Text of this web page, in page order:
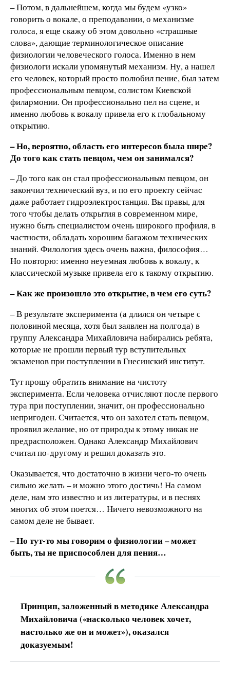
– Потом, в дальнейшем, когда мы будем «узко»
говорить о вокале, о преподавании, о механизме
голоса, я еще скажу об этом довольно «страшные
слова», дающие терминологическое описание
физиологии человеческого голоса. Именно в нем
физиологи искали упомянутый механизм. Ну, а нашел
его человек, который просто полюбил пение, был затем
профессиональным певцом, солистом Киевской
филармонии. Он профессионально пел на сцене, и
именно любовь к вокалу привела его к глобальному
открытию.
– Но, вероятно, область его интересов была шире?
До того как стать певцом, чем он занимался?
– До того как он стал профессиональным певцом, он
закончил технический вуз, и по его проекту сейчас
даже работает гидроэлектростанция. Вы правы, для
того чтобы делать открытия в современном мире,
нужно быть специалистом очень широкого профиля, в
частности, обладать хорошим багажом технических
знаний. Филология здесь очень важна, философия…
Но повторю: именно неуемная любовь к вокалу, к
классической музыке привела его к такому открытию.
– Как же произошло это открытие, в чем его суть?
– В результате эксперимента (а длился он четыре с
половиной месяца, хотя был заявлен на полгода) в
группу Александра Михайловича набирались ребята,
которые не прошли первый тур вступительных
экзаменов при поступлении в Гнесинский институт.
Тут прошу обратить внимание на чистоту
эксперимента. Если человека отчисляют после первого
тура при поступлении, значит, он профессионально
непригоден. Считается, что он захотел стать певцом,
проявил желание, но от природы к этому никак не
предрасположен. Однако Александр Михайлович
считал по-другому и решил доказать это.
Оказывается, что достаточно в жизни чего-то очень
сильно желать – и можно этого достичь! На самом
деле, нам это известно и из литературы, и в песнях
многих об этом поется… Ничего невозможного на
самом деле не бывает.
– Но тут-то мы говорим о физиологии – может
быть, ты не приспособлен для пения…
Принцип, заложенный в методике Александра
Михайловича («насколько человек хочет,
настолько же он и может»), оказался
доказуемым!